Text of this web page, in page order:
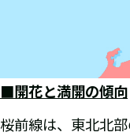
■開花と満開の傾向
桜前線は、東北北